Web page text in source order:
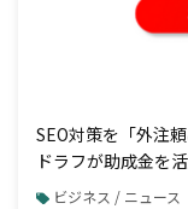
SEO対策を「外注
ドラフが助成金を
開始ビジネス / ニュース